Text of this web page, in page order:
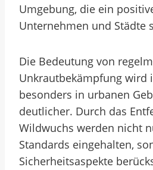
Umgebung, die ein
Unternehmen und Städte
Die Bedeutung von
Unkrautbekämpfung wird
besonders in urbanen
deutlicher. Durch das
Wildwuchs werden nicht
Standards eingehalten,
Sicherheitsaspekte